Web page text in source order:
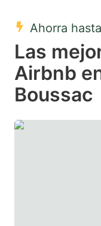
key
to
get
keyboard
Ahorra
Las
Airbnb
Boussac